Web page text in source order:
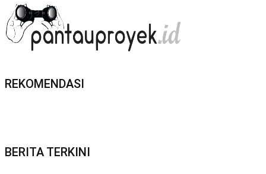
REKOMENDASI
BERITA TERKINI